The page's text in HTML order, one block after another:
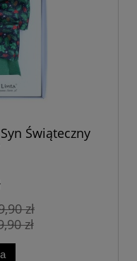
Świąteczny
zł
zł